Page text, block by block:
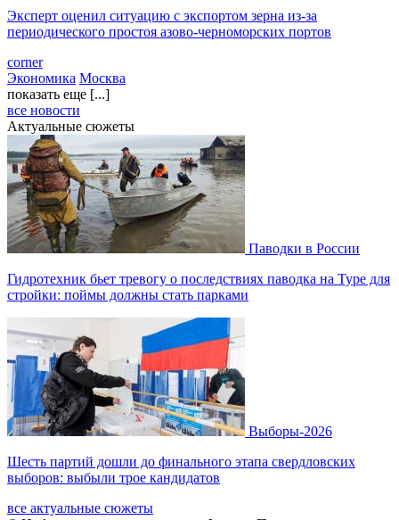
Эксперт оценил ситуацию с экспортом зерна из-за
периодического простоя азово-черноморских портов
corner
Экономика Москва
показать еще [...]
все новости
Актуальные сюжеты
Паводки в России
Гидротехник бьет тревогу о последствиях паводка на Туре для
стройки: поймы должны стать парками
Выборы-2026
Шесть партий дошли до финального этапа свердловских
выборов: выбыли трое кандидатов
все актуальные сюжеты